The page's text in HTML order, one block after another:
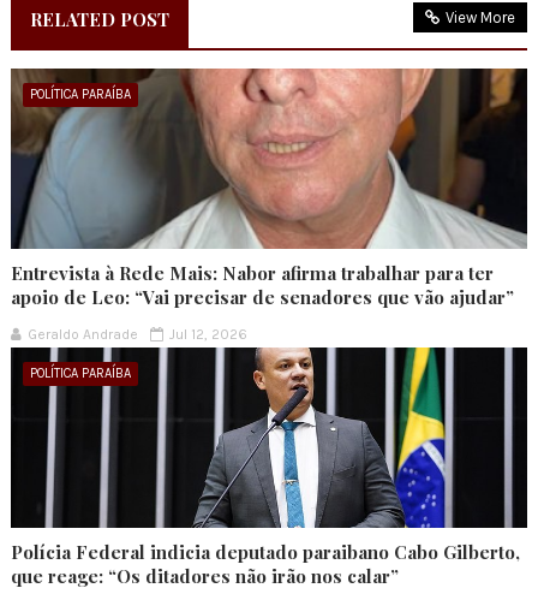
RELATED POST View More
POLÍTICA PARAÍBA
Entrevista à Rede Mais: Nabor afirma trabalhar para ter
apoio de Leo: “Vai precisar de senadores que vão ajudar”
Geraldo Andrade Jul 12, 2026
POLÍTICA PARAÍBA
Polícia Federal indicia deputado paraibano Cabo Gilberto,
que reage: “Os ditadores não irão nos calar”